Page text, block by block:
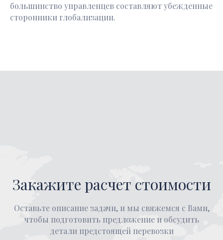
большинство управленцев составляют убежденные
сторонники глобализации.
Закажите расчет стоимости
Оставьте описание задачи, и мы свяжемся с Вами,
чтобы подготовить предложение и обсудить
детали предстоящей перевозки